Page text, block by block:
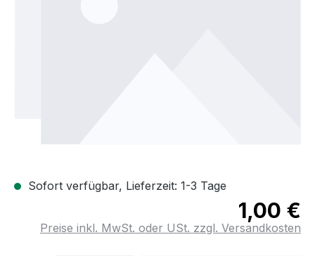
Sofort verfügbar, Lieferzeit: 1-3 Tage
1,00 €
Preise inkl. MwSt. oder USt. zzgl. Versandkosten